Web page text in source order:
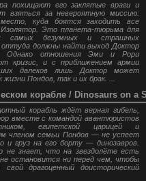
похищают его заклятые враги и
взяться за невероятную миссию:
куда боятся заходить все
Это планета-тюрьма для
самых безумных и страшных
оттуда должны найти выход Доктор
Однако отношения Эми и Рори
кризис, и с приближением армии
далеков лишь Доктор может
жизни Пондов, так и их брак. ...
корабле / Dinosaurs on a
корабль ждёт верная гибель,
вместе с командой авантюристов
египетской царицей и
членом семьи Пондов — не успеет
и груз на его борту — динозавров.
не знает, что на звездолёте есть
остановится ни перед чем, чтобы
драгоценный доисторический